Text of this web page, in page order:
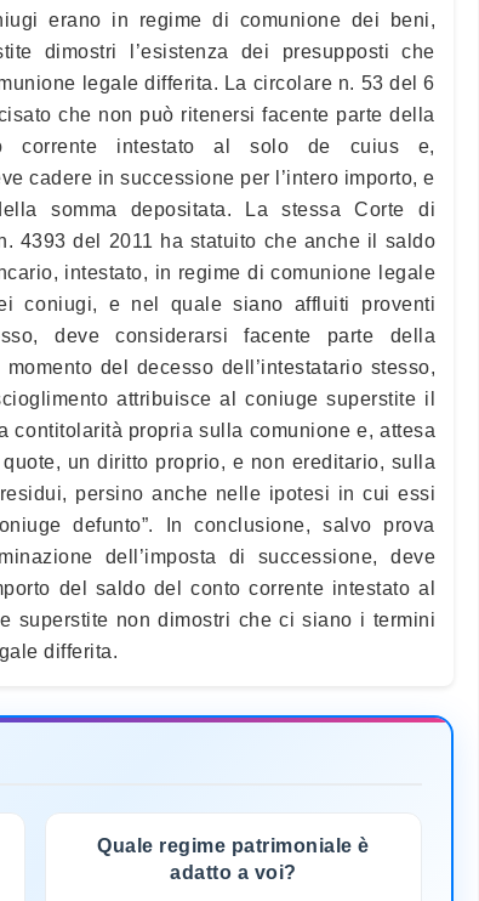
erano in regime di comunione dei beni,
dimostri l’esistenza dei presupposti che
legale differita. La circolare n. 53 del 6
che non può ritenersi facente parte della
corrente intestato al solo de cuius e,
cadere in successione per l’intero importo, e
somma depositata. La stessa Corte di
4393 del 2011 ha statuito che anche il saldo
intestato, in regime di comunione legale
coniugi, e nel quale siano affluiti proventi
deve considerarsi facente parte della
del decesso dell’intestatario stesso,
attribuisce al coniuge superstite il
contitolarità propria sulla comunione e, attesa
un diritto proprio, e non ereditario, sulla
persino anche nelle ipotesi in cui essi
defunto”. In conclusione, salvo prova
dell’imposta di successione, deve
del saldo del conto corrente intestato al
superstite non dimostri che ci siano i termini
differita.
Quale regime patrimoniale è
adatto a voi?